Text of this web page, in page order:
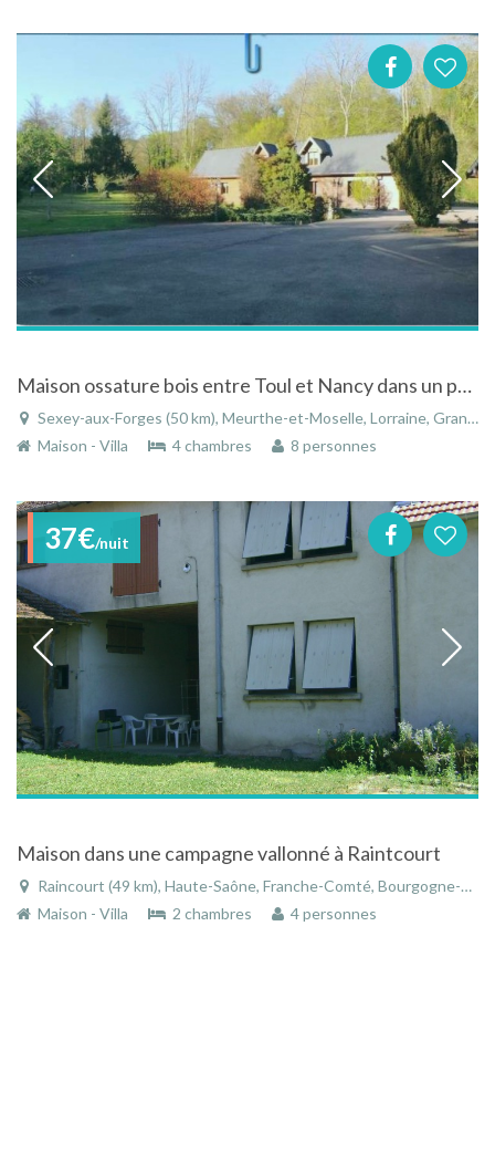
Maison ossature bois entre Toul et Nancy dans un parc calme et verdoyant
Sexey-aux-Forges (50 km), Meurthe-et-Moselle, Lorraine, Grand Est, France
Maison - Villa
4 chambres 8 personnes
37€/nuit
Maison dans une campagne vallonné à Raintcourt
Raincourt (49 km), Haute-Saône, Franche-Comté, Bourgogne-Franche-Comté, France
Maison - Villa
2 chambres 4 personnes